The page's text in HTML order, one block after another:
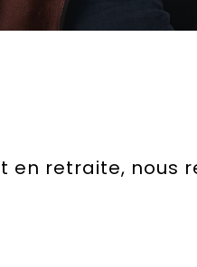
retraite, nous